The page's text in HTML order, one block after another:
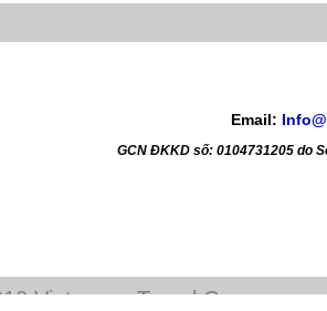
Email:
GCN ĐKKD số: 0104731205 do
Vietsense Travel Group